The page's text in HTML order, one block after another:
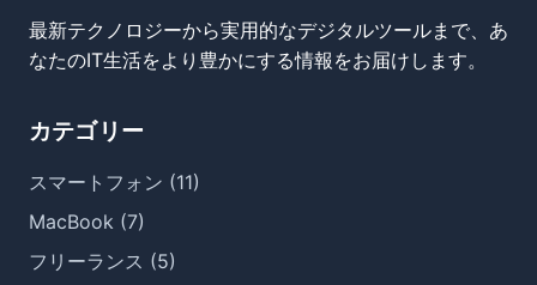
最新テクノロジーから実用的なデジタルツールまで、あ
なたのIT生活をより豊かにする情報をお届けします。
カテゴリー
スマートフォン (11)
MacBook (7)
フリーランス (5)